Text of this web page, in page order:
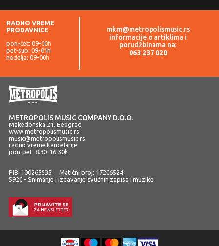
RADNO VREME
PRODAVNICE
pon-čet: 09-00h
pet-sub: 09-01h
nedelja: 09-00h
mkm@metropolismusic.rs
informacije o artiklima i
porudžbinama na:
063 237 020
METROPOLIS MUSIC COMPANY D.O.O.
Makedonska 21, Beograd
www.metropolismusic.rs
music@metropolismusic.rs
radno vreme kancelarije:
pon-pet 8.30-16.30h
PIB: 100265535 Matični broj: 17206524
5920 - Snimanje i izdavanje zvučnih zapisa i muzike